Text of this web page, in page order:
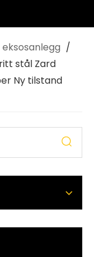
/
stål Zard
Ny tilstand